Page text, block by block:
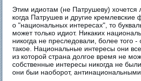
Этим идиотам (не Патрушеву) хочется
когда Патрушев и другие кремлевские
о "национальных интересах", то
может только идиот. Никаких
никогда не преследовали, более того -
такое. Национальные интересы они
из которой страна долгое время не
собственные интересы никогда не
они быи наоборот, антинациональными.